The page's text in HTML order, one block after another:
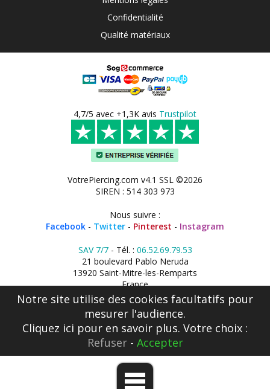
Confidentialité
Qualité matériaux
4,7/5 avec +1,3K avis Trustpilot
VotrePiercing.com v4.1 SSL ©2026
SIREN : 514 303 973
Nous suivre :
Facebook - Twitter - Pinterest - Instagram
SAV 7/7- Tél. : 06.52.69.79.53
21 boulevard Pablo Neruda
13920 Saint-Mitre-les-Remparts
France
Notre site utilise des cookies facultatifs pour
mesurer l'audience.
Cliquez ici pour en savoir plus. Votre choix :
Refuser- Accepter